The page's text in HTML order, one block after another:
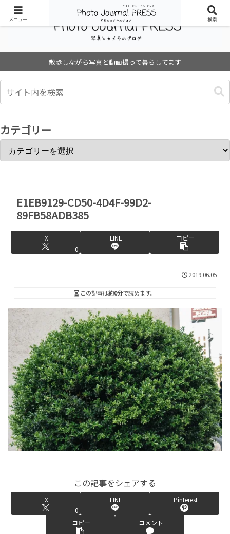
散歩しながら写真と動画撮って暮らしてます
カテゴリー
E1EB9129-CD50-4D4F-99D2-
89FB58ADB385
X
0
LINE コピー
2019.06.05
この記事は約0分で読めます。
この記事をシェアする
X
0
LINE Pinterest
コピー コメント
メニュー 検索